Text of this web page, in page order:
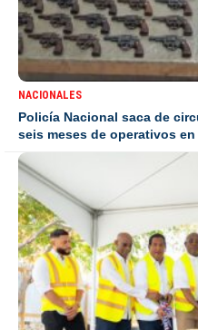
NACIONALES
Policía Nacional saca de
seis meses de operativos